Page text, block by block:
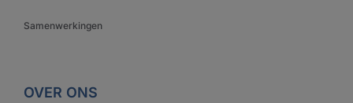
Samenwerkingen
OVER ONS